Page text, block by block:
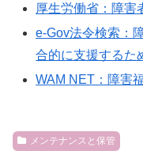
厚生労働省：障害
e-Gov法令検索：
合的に支援するた
WAM NET：障害
メンテナンスと保管